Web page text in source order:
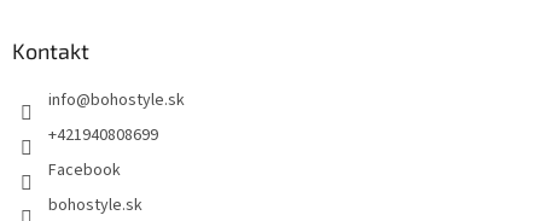
Kontakt
info@bohostyle.sk
+421940808699
Facebook
bohostyle.sk